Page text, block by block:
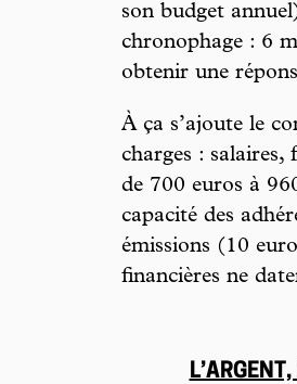
son budget
chronophage : 6
obtenir une
À ça s’ajoute le
charges : salaires,
de 700 euros à
capacité des
émissions (10
financières ne